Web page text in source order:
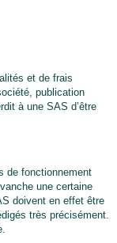
et de frais
publication
à une SAS d’être
de fonctionnement
une certaine
doivent en effet être
très précisément.